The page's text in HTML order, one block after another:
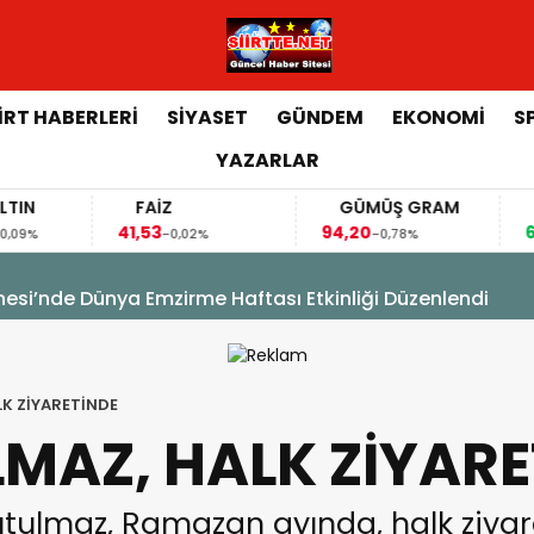
HABERLERİ SİYASET GÜNDEM EKONOMİ
YAZARLAR
FAİZ
41,53
GÜMÜŞ GRAM
94,20
BITCOIN
64.446,00
Hacıoğlu, Kurtalan Sağlıklı Hayat Merkezini Ziyaret
ZİYARETİNDE
HALK
Ramazan ayında, halk